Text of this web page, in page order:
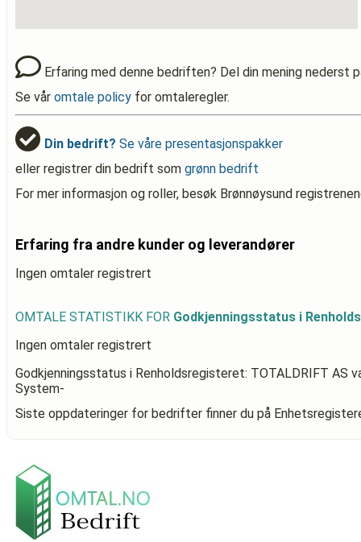
Erfaring med denne bedriften? Del din mening nederst
Se vår omtale policy for omtaleregler.
Din bedrift? Se våre presentasjonspakker
eller registrer din bedrift som grønn bedrift
For mer informasjon og roller, besøk Brønnøysund
Erfaring fra andre kunder og leverandører
Ingen omtaler registrert
OMTALE STATISTIKK FOR Godkjenningsstatus i
Ingen omtaler registrert
Godkjenningsstatus i Renholdsregisteret: TOTALDRIFT AS
System-
Siste oppdateringer for bedrifter finner du på